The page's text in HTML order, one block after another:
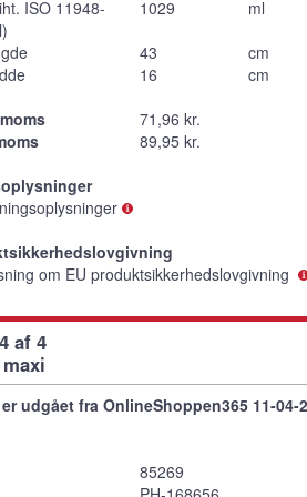
ISO 11948-
1029
ml
43
cm
16
cm
71,96 kr.
89,95 kr.
om EU produktsikkerhedslovgivning
af 4
udgået fra OnlineShoppen365 11-04-
85269